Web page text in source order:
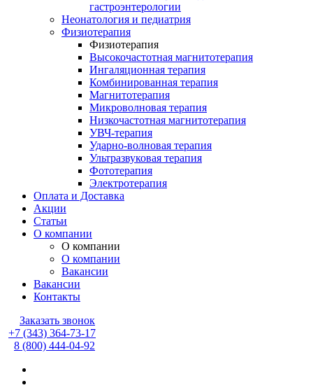
гастроэнтерологии
Неонатология и педиатрия
Физиотерапия
Физиотерапия
Высокочастотная магнитотерапия
Ингаляционная терапия
Комбинированная терапия
Магнитотерапия
Микроволновая терапия
Низкочастотная магнитотерапия
УВЧ-терапия
Ударно-волновая терапия
Ультразвуковая терапия
Фототерапия
Электротерапия
Оплата и Доставка
Акции
Статьи
О компании
О компании
О компании
Вакансии
Вакансии
Контакты
Заказать звонок
+7 (343) 364-73-17
8 (800) 444-04-92